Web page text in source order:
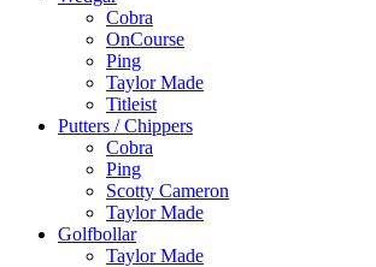
Cobra
OnCourse
Ping
Taylor Made
Titleist
Putters / Chippers
Cobra
Ping
Scotty Cameron
Taylor Made
Golfbollar
Taylor Made